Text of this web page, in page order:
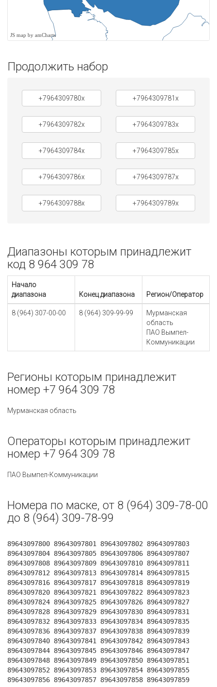
JS map by amCharts
Продолжить набор
+7964309780x +7964309781x
+7964309782x +7964309783x
+7964309784x +7964309785x
+7964309786x +7964309787x
+7964309788x +7964309789x
Диапазоны которым принадлежит
код 8 964 309 78
Начало
диапазона
Конец диапазона Регион/Оператор
8 (964) 307-00-00 8 (964) 309-99-99
Мурманская
область
ПАО Вымпел-
Коммуникации
Регионы которым принадлежит
номер +7 964 309 78
Мурманская область
Операторы которым принадлежит
номер +7 964 309 78
ПАО Вымпел-Коммуникации
Номера по маске, от 8 (964) 309-78-00
до 8 (964) 309-78-99
89643097800 89643097801 89643097802 89643097803
89643097804 89643097805 89643097806 89643097807
89643097808 89643097809 89643097810 89643097811
89643097812 89643097813 89643097814 89643097815
89643097816 89643097817 89643097818 89643097819
89643097820 89643097821 89643097822 89643097823
89643097824 89643097825 89643097826 89643097827
89643097828 89643097829 89643097830 89643097831
89643097832 89643097833 89643097834 89643097835
89643097836 89643097837 89643097838 89643097839
89643097840 89643097841 89643097842 89643097843
89643097844 89643097845 89643097846 89643097847
89643097848 89643097849 89643097850 89643097851
89643097852 89643097853 89643097854 89643097855
89643097856 89643097857 89643097858 89643097859